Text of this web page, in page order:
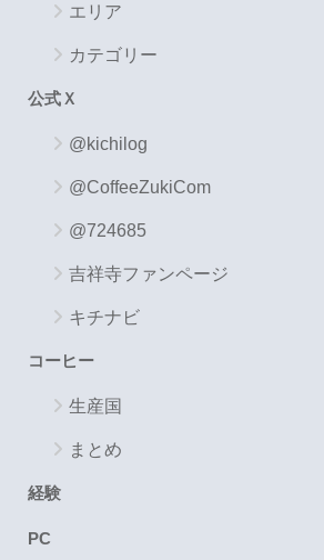
エリア
カテゴリー
公式Ｘ
@kichilog
@CoffeeZukiCom
@724685
吉祥寺ファンページ
キチナビ
コーヒー
生産国
まとめ
経験
PC